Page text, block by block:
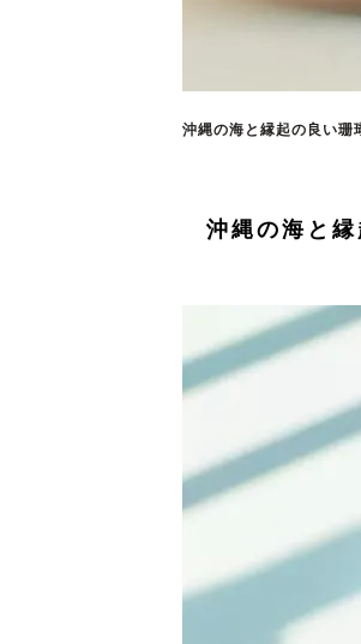
沖縄の海と縁起の良い
沖縄の海と